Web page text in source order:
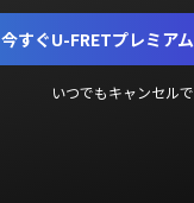
今すぐU-FRETプレミア
いつでもキャンセル